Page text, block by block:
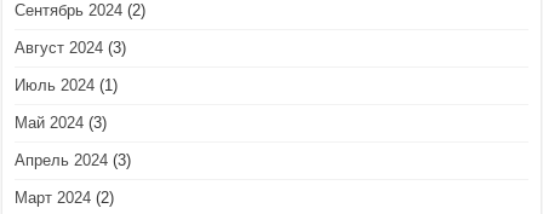
Сентябрь 2024 (2)
Август 2024 (3)
Июль 2024 (1)
Май 2024 (3)
Апрель 2024 (3)
Март 2024 (2)